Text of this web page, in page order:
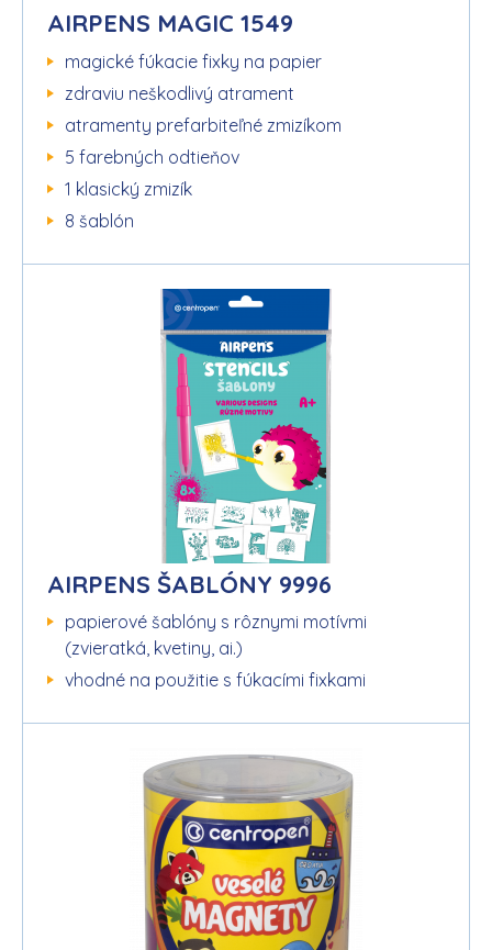
AIRPENS MAGIC 1549
magické fúkacie fixky na papier
zdraviu neškodlivý atrament
atramenty prefarbiteľné zmizíkom
5 farebných odtieňov
1 klasický zmizík
8 šablón
AIRPENS ŠABLÓNY 9996
papierové šablóny s rôznymi motívmi
(zvieratká, kvetiny, ai.)
vhodné na použitie s fúkacími fixkami